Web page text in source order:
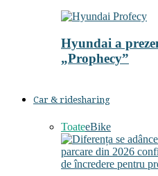
Hyundai a
„Prophecy”
Car & ridesharing
ToateeBike